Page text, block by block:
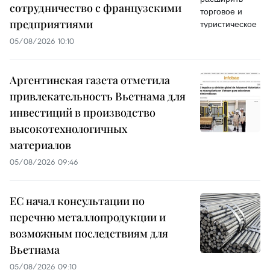
сотрудничество с французскими
предприятиями
05/08/2026 10:10
Аргентинская газета отметила
привлекательность Вьетнама для
инвестиций в производство
высокотехнологичных
материалов
05/08/2026 09:46
ЕС начал консультации по
перечню металлопродукции и
возможным последствиям для
Вьетнама
05/08/2026 09:10